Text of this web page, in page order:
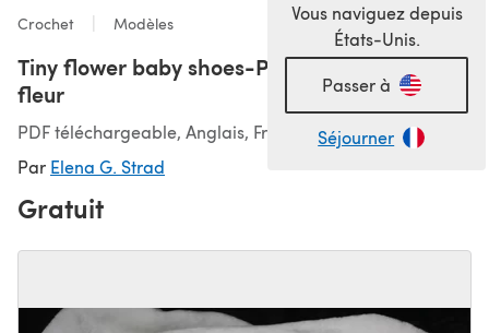
Vous naviguez depuis
États-Unis.
Passer à
Séjourner
Crochet Modèles
Tiny flower baby shoes-Petites ballerines à
fleur
PDF téléchargeable, Anglais, Français
Par Elena G. Strad
Gratuit